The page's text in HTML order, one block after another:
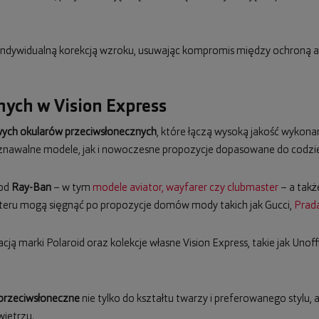
korekcją wzroku, usuwając kompromis między ochroną
w Vision Express
okularów przeciwsłonecznych, które łączą wysoką jakość
modele, jak i nowoczesne propozycje dopasowane do
Ray-Ban – w tym modele aviator, wayfarer czy clubmaster – a
mogą sięgnąć po propozycje domów mody takich jak Gucci,
marki Polaroid oraz kolekcje własne Vision Express, takie jak
nie tylko do kształtu twarzy i preferowanego stylu,